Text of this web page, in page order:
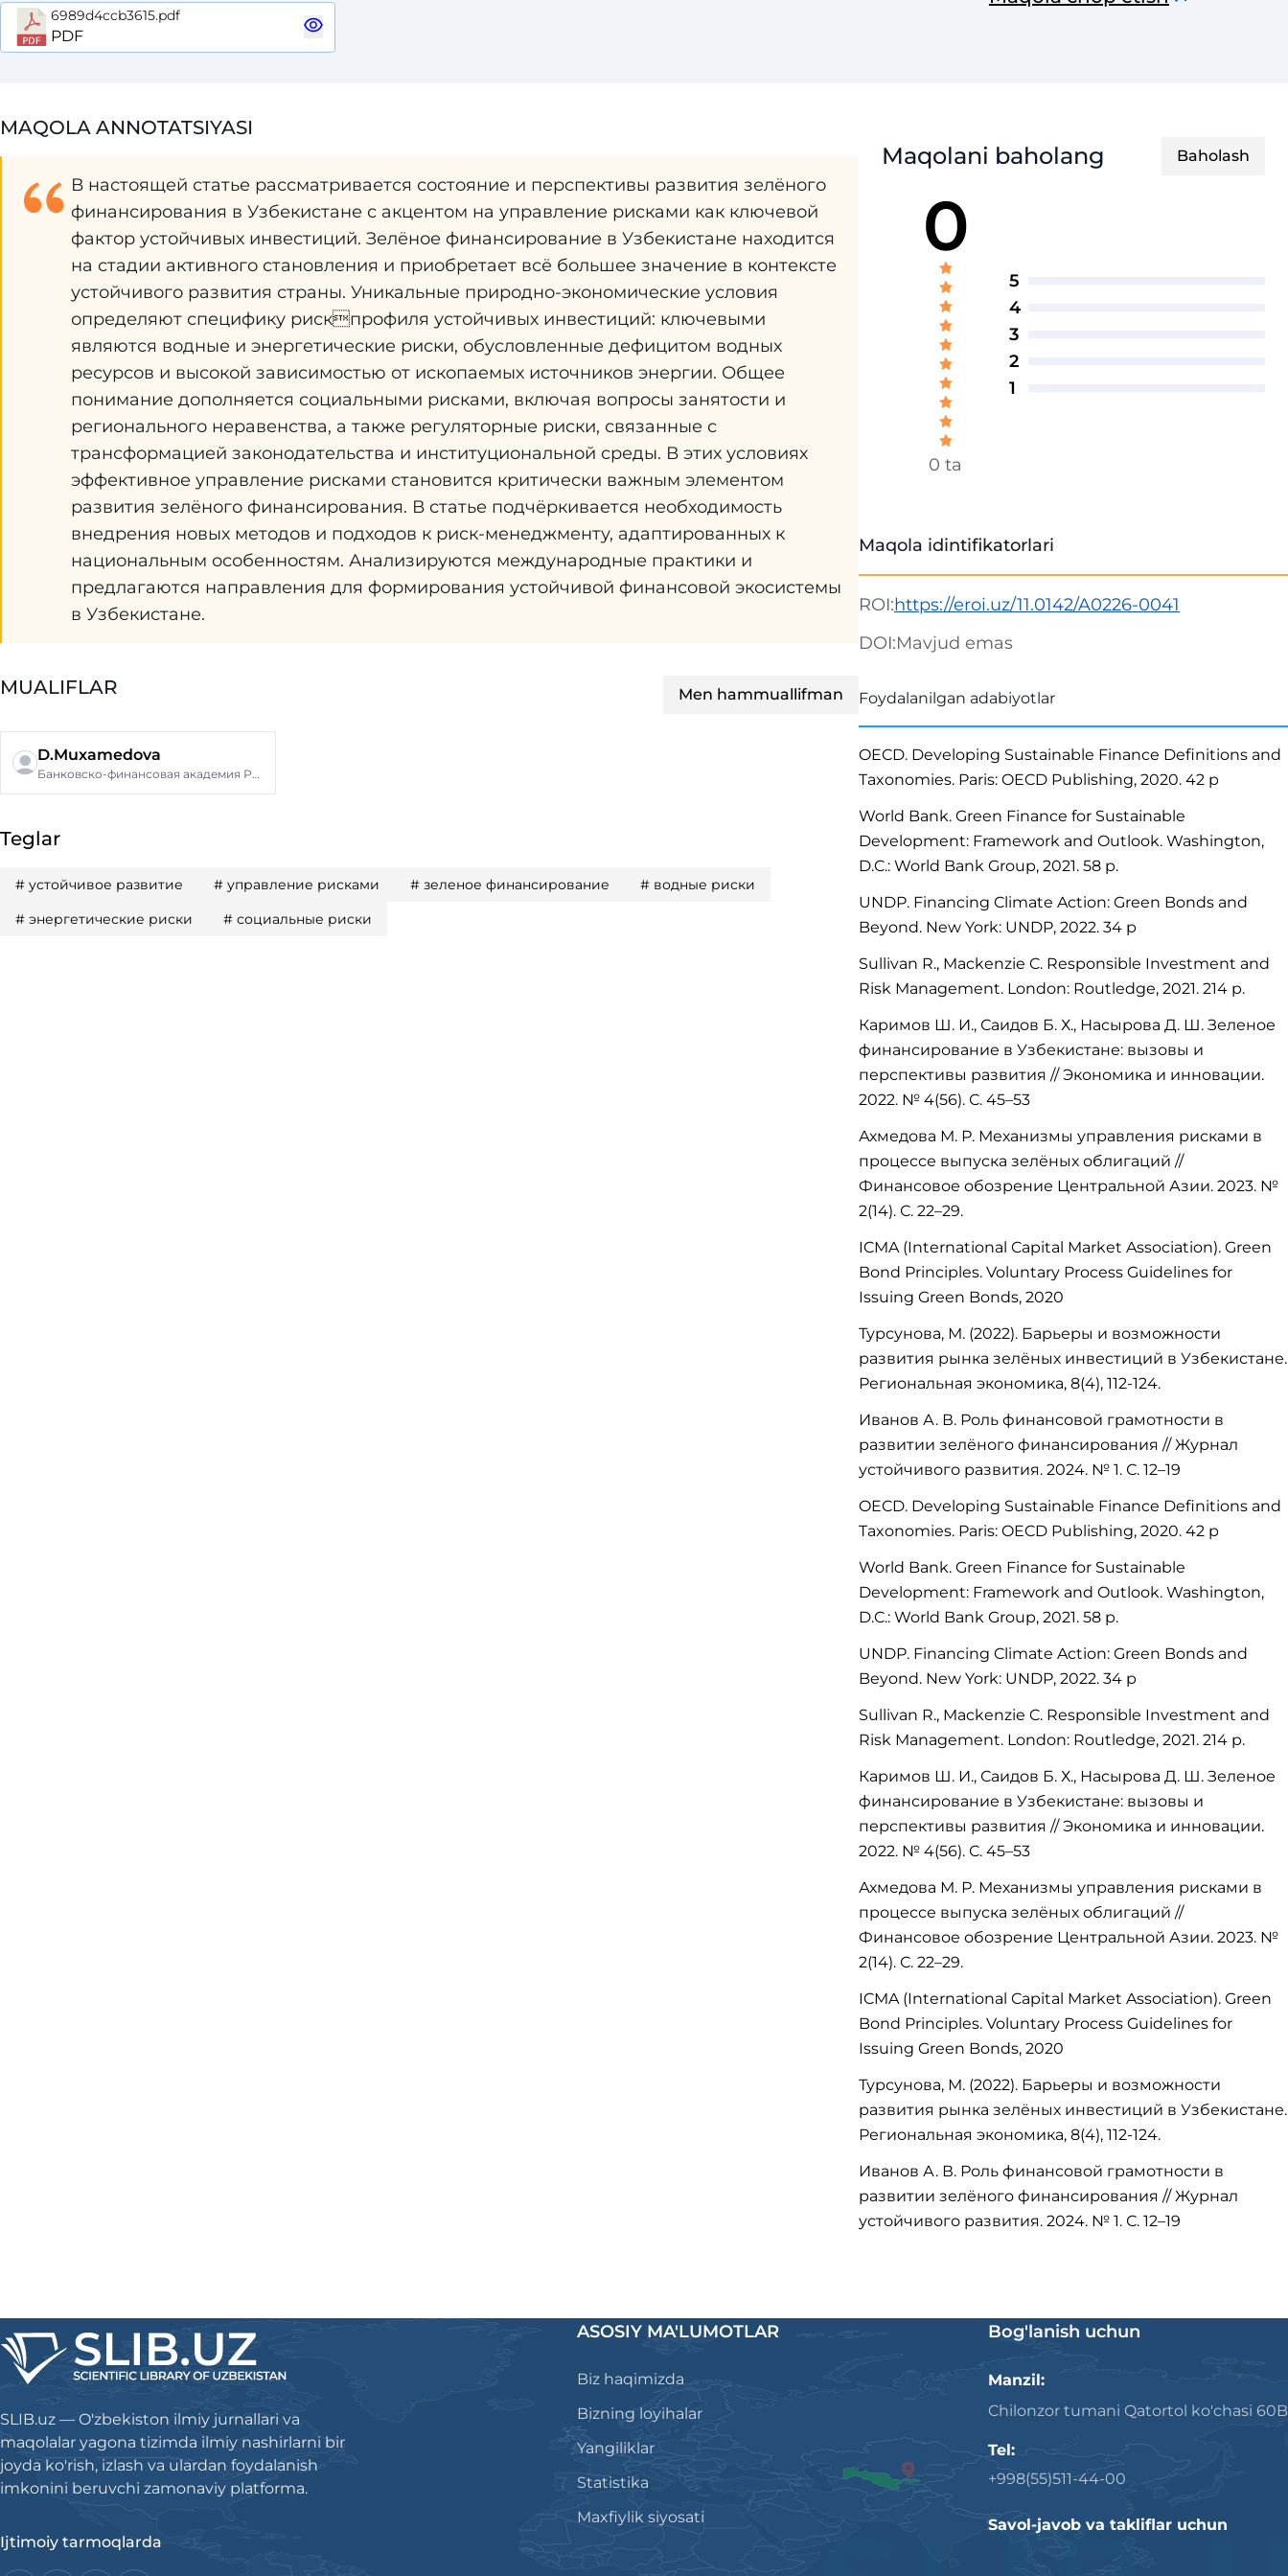
6989d4ccb3615.pdf
PDF
MAQOLA ANNOTATSIYASI
В настоящей статье рассматривается состояние и перспективы развития зелёного
финансирования в Узбекистане с акцентом на управление рисками как ключевой
фактор устойчивых инвестиций. Зелёное финансирование в Узбекистане находится
на стадии активного становления и приобретает всё большее значение в контексте
устойчивого развития страны. Уникальные природно-экономические условия
определяют специфику рискпрофиля устойчивых инвестиций: ключевыми
являются водные и энергетические риски, обусловленные дефицитом водных
ресурсов и высокой зависимостью от ископаемых источников энергии. Общее
понимание дополняется социальными рисками, включая вопросы занятости и
регионального неравенства, а также регуляторные риски, связанные с
трансформацией законодательства и институциональной среды. В этих условиях
эффективное управление рисками становится критически важным элементом
развития зелёного финансирования. В статье подчёркивается необходимость
внедрения новых методов и подходов к риск-менеджменту, адаптированных к
национальным особенностям. Анализируются международные практики и
предлагаются направления для формирования устойчивой финансовой экосистемы
в Узбекистане.
MUALIFLAR Men hammuallifman
D.Muxamedova
Банковско-финансовая академия Республики Узбекистан
Teglar
# устойчивое развитие # управление рисками # зеленое финансирование # водные риски
# энергетические риски # социальные риски
Maqolani baholang Baholash
0
0 ta
5
4
3
2
1
Maqola idintifikatorlari
ROI:https://eroi.uz/11.0142/A0226-0041
DOI:Mavjud emas
Foydalanilgan adabiyotlar
OECD. Developing Sustainable Finance Definitions and
Taxonomies. Paris: OECD Publishing, 2020. 42 p
World Bank. Green Finance for Sustainable
Development: Framework and Outlook. Washington,
D.C.: World Bank Group, 2021. 58 p.
UNDP. Financing Climate Action: Green Bonds and
Beyond. New York: UNDP, 2022. 34 p
Sullivan R., Mackenzie C. Responsible Investment and
Risk Management. London: Routledge, 2021. 214 p.
Каримов Ш. И., Саидов Б. Х., Насырова Д. Ш. Зеленое
финансирование в Узбекистане: вызовы и
перспективы развития // Экономика и инновации.
2022. № 4(56). С. 45–53
Ахмедова М. Р. Механизмы управления рисками в
процессе выпуска зелёных облигаций //
Финансовое обозрение Центральной Азии. 2023. №
2(14). С. 22–29.
ICMA (International Capital Market Association). Green
Bond Principles. Voluntary Process Guidelines for
Issuing Green Bonds, 2020
Турсунова, М. (2022). Барьеры и возможности
развития рынка зелёных инвестиций в Узбекистане.
Региональная экономика, 8(4), 112-124.
Иванов А. В. Роль финансовой грамотности в
развитии зелёного финансирования // Журнал
устойчивого развития. 2024. № 1. С. 12–19
OECD. Developing Sustainable Finance Definitions and
Taxonomies. Paris: OECD Publishing, 2020. 42 p
World Bank. Green Finance for Sustainable
Development: Framework and Outlook. Washington,
D.C.: World Bank Group, 2021. 58 p.
UNDP. Financing Climate Action: Green Bonds and
Beyond. New York: UNDP, 2022. 34 p
Sullivan R., Mackenzie C. Responsible Investment and
Risk Management. London: Routledge, 2021. 214 p.
Каримов Ш. И., Саидов Б. Х., Насырова Д. Ш. Зеленое
финансирование в Узбекистане: вызовы и
перспективы развития // Экономика и инновации.
2022. № 4(56). С. 45–53
Ахмедова М. Р. Механизмы управления рисками в
процессе выпуска зелёных облигаций //
Финансовое обозрение Центральной Азии. 2023. №
2(14). С. 22–29.
ICMA (International Capital Market Association). Green
Bond Principles. Voluntary Process Guidelines for
Issuing Green Bonds, 2020
Турсунова, М. (2022). Барьеры и возможности
развития рынка зелёных инвестиций в Узбекистане.
Региональная экономика, 8(4), 112-124.
Иванов А. В. Роль финансовой грамотности в
развитии зелёного финансирования // Журнал
устойчивого развития. 2024. № 1. С. 12–19
SLIB.uz — O'zbekiston ilmiy jurnallari va
maqolalar yagona tizimda ilmiy nashirlarni bir
joyda ko'rish, izlash va ulardan foydalanish
imkonini beruvchi zamonaviy platforma.
Ijtimoiy tarmoqlarda
ASOSIY MA'LUMOTLAR
Biz haqimizda
Bizning loyihalar
Yangiliklar
Statistika
Maxfiylik siyosati
Bog'lanish uchun
Manzil:
Chilonzor tumani Qatortol ko'chasi 60B
Tel:
+998(55)511-44-00
Savol-javob va takliflar uchun